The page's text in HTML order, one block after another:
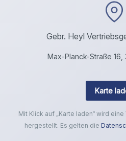
Gebr. Heyl
Max-Planck-Straße 16,
Karte
Mit Klick auf „Karte laden“ wird
hergestellt. Es gelten die